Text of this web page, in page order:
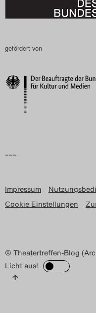
Das
gefördert von
–––
Impressum
Cookie Einstellungen
© Theatertreffen-Blog
Licht aus!
↑